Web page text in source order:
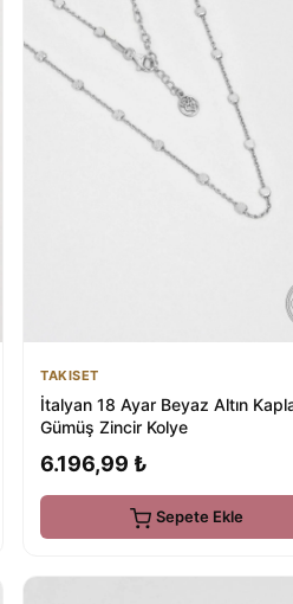
TAKISET
İtalyan 18 Ayar Beyaz Altın
Gümüş Zincir Kolye
6.196,99 ₺
Sepete Ekle